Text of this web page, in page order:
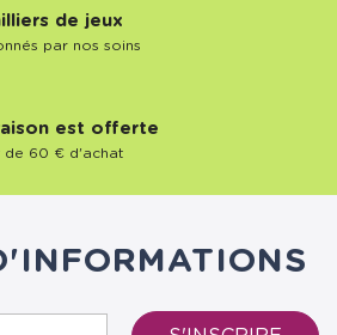
de jeux
par nos soins
est offerte
de 60 € d'achat